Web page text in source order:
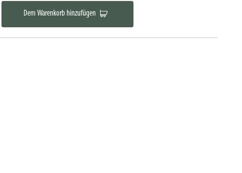
Dem Warenkorb hinzufügen